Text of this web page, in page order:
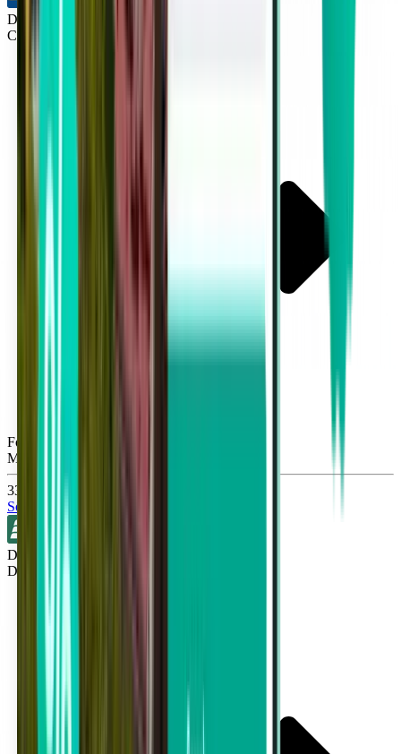
Direkt
Cincinnati CVG
Fort Lauderdale FLL
Mon, Nov 9
339 kr
Sök
Direkt
Detroit DTW